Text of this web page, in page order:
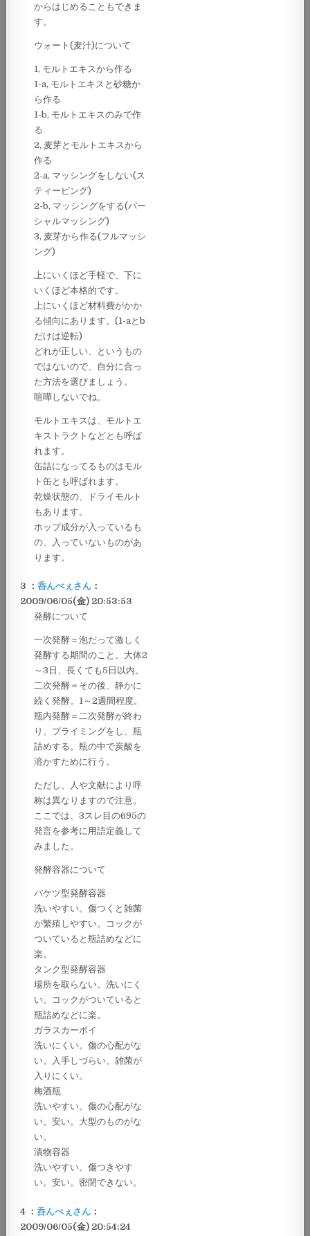
からはじめることもできま
す。
ウォート(麦汁)について
1, モルトエキスから作る
1-a, モルトエキスと砂糖か
ら作る
1-b, モルトエキスのみで作
る
2, 麦芽とモルトエキスから
作る
2-a, マッシングをしない(ス
ティーピング)
2-b, マッシングをする(パー
シャルマッシング)
3, 麦芽から作る(フルマッシ
ング)
上にいくほど手軽で、下に
いくほど本格的です。
上にいくほど材料費がかか
る傾向にあります。(1-aとb
だけは逆転)
どれが正しい、というもの
ではないので、自分に合っ
た方法を選びましょう。
喧嘩しないでね。
モルトエキスは、モルトエ
キストラクトなどとも呼ば
れます。
缶詰になってるものはモル
ト缶とも呼ばれます。
乾燥状態の、ドライモルト
もあります。
ホップ成分が入っているも
の、入っていないものがあ
ります。
3 ：呑んべぇさん ：
2009/06/05(金) 20:53:53
発酵について
一次発酵＝泡だって激しく
発酵する期間のこと。大体2
～3日、長くても5日以内。
二次発酵＝その後、静かに
続く発酵。1～2週間程度。
瓶内発酵＝二次発酵が終わ
り、プライミングをし、瓶
詰めする。瓶の中で炭酸を
溶かすために行う。
ただし、人や文献により呼
称は異なりますので注意。
ここでは、3スレ目の695の
発言を参考に用語定義して
みました。
発酵容器について
バケツ型発酵容器
洗いやすい。傷つくと雑菌
が繁殖しやすい。コックが
ついていると瓶詰めなどに
楽。
タンク型発酵容器
場所を取らない。洗いにく
い。コックがついていると
瓶詰めなどに楽。
ガラスカーボイ
洗いにくい。傷の心配がな
い。入手しづらい。雑菌が
入りにくい。
梅酒瓶
洗いやすい。傷の心配がな
い。安い。大型のものがな
い。
漬物容器
洗いやすい。傷つきやす
い。安い。密閉できない。
4 ：呑んべぇさん ：
2009/06/05(金) 20:54:24